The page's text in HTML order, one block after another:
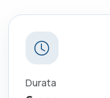
Durata